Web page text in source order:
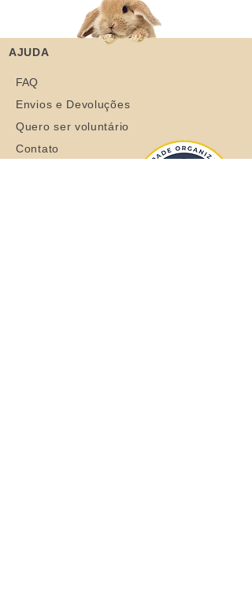
AJUDA
FAQ
Envios e Devoluções
Quero ser voluntário
Contato